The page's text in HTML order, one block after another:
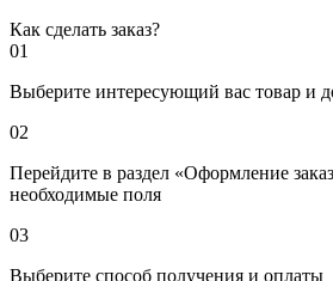
Как сделать заказ?
01
Выберите интересующий вас товар и
02
Перейдите в раздел «Оформление
необходимые поля
03
Выберите способ получения и оплаты